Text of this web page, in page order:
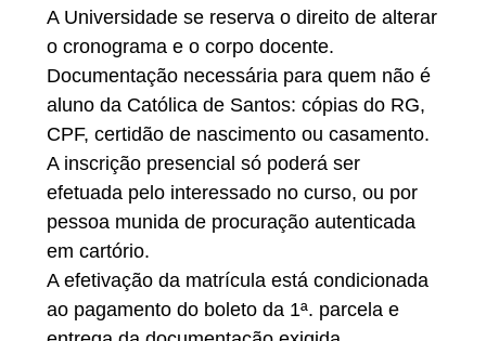
A Universidade se reserva o direito de alterar
o cronograma e o corpo docente.
Documentação necessária para quem não é
aluno da Católica de Santos: cópias do RG,
CPF, certidão de nascimento ou casamento.
A inscrição presencial só poderá ser
efetuada pelo interessado no curso, ou por
pessoa munida de procuração autenticada
em cartório.
A efetivação da matrícula está condicionada
ao pagamento do boleto da 1ª. parcela e